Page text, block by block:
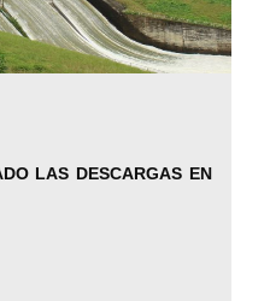
LAS DESCARGAS EN